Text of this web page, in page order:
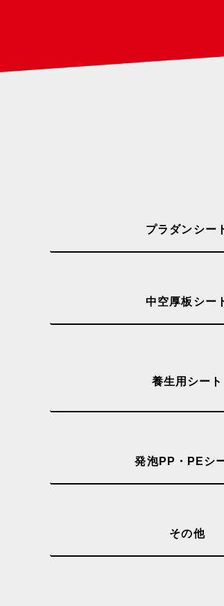
プラダンシー
中空厚板シー
養生用シート
発泡PP・PEシ
その他